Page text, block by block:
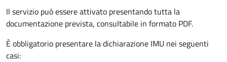
Il servizio può essere attivato presentando tutta la
documentazione prevista, consultabile in formato PDF.
È obbligatorio presentare la dichiarazione IMU nei seguenti
casi: